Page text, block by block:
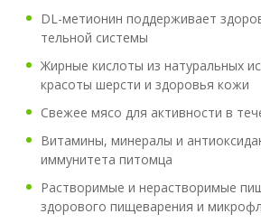
DL-метионин поддерживает
тельной системы
Жирные кислоты из натуральных
красоты шерсти и здоровья кожи
Свежее мясо для активности в
Витамины, минералы и
иммунитета питомца
Растворимые и нерастворимые
здорового пищеварения и